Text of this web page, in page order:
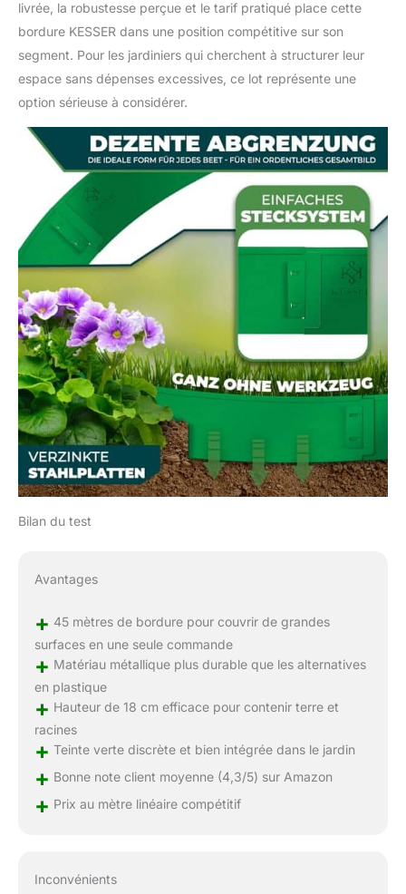
livrée, la robustesse perçue et le tarif pratiqué place cette
bordure KESSER dans une position compétitive sur son
segment. Pour les jardiniers qui cherchent à structurer leur
espace sans dépenses excessives, ce lot représente une
option sérieuse à considérer.
Bilan du test
Avantages
+ 45 mètres de bordure pour couvrir de grandes
surfaces en une seule commande
+ Matériau métallique plus durable que les alternatives
en plastique
+ Hauteur de 18 cm efficace pour contenir terre et
racines
+ Teinte verte discrète et bien intégrée dans le jardin
+ Bonne note client moyenne (4,3/5) sur Amazon
+ Prix au mètre linéaire compétitif
Inconvénients